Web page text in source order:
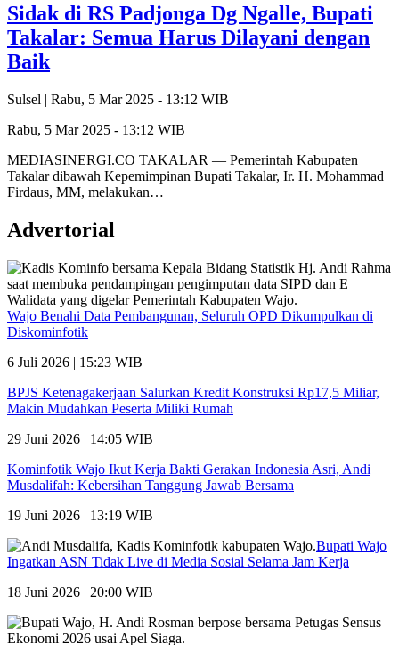
Sidak di RS Padjonga Dg Ngalle, Bupati
Takalar: Semua Harus Dilayani dengan
Baik
Sulsel | Rabu, 5 Mar 2025 - 13:12 WIB
Rabu, 5 Mar 2025 - 13:12 WIB
MEDIASINERGI.CO TAKALAR — Pemerintah Kabupaten
Takalar dibawah Kepemimpinan Bupati Takalar, Ir. H. Mohammad
Firdaus, MM, melakukan…
Advertorial
Wajo Benahi Data Pembangunan, Seluruh OPD Dikumpulkan di
Diskominfotik
6 Juli 2026 | 15:23 WIB
BPJS Ketenagakerjaan Salurkan Kredit Konstruksi Rp17,5 Miliar,
Makin Mudahkan Peserta Miliki Rumah
29 Juni 2026 | 14:05 WIB
Kominfotik Wajo Ikut Kerja Bakti Gerakan Indonesia Asri, Andi
Musdalifah: Kebersihan Tanggung Jawab Bersama
19 Juni 2026 | 13:19 WIB
Bupati Wajo
Ingatkan ASN Tidak Live di Media Sosial Selama Jam Kerja
18 Juni 2026 | 20:00 WIB